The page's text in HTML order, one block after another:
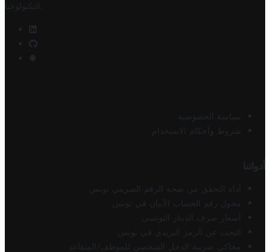
التكنولوجيا
سياسة الخصوصية
شروط وأحكام الاستخدام
أدواتنا
أداة التحقق من صحة الرقم الضريبي تونس
محول رقم الحساب الآيبان في تونس
أسعار صرف الدينار التونسي
البحث عن الرمز البريدي في تونس
محاكي ضريبة الدخل الشخصي للموظف/المتقاعد